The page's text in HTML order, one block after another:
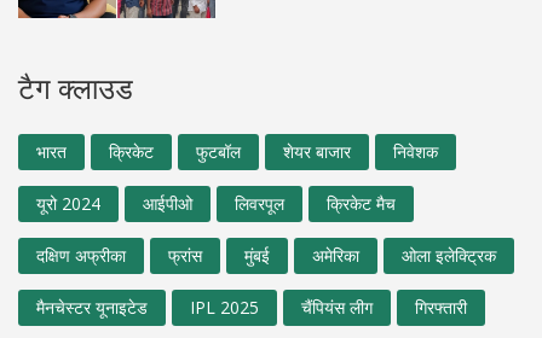
टैग क्लाउड
भारत क्रिकेट फुटबॉल शेयर बाजार निवेशक
यूरो 2024 आईपीओ लिवरपूल क्रिकेट मैच
दक्षिण अफ्रीका फ्रांस मुंबई अमेरिका ओला इलेक्ट्रिक
मैनचेस्टर यूनाइटेड IPL 2025 चैंपियंस लीग गिरफ्तारी